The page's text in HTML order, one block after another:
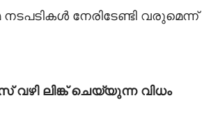
നടപടികൾ നേരിടേണ്ടി വരുമെന്ന്
ലിങ്ക് ചെയ്യുന്ന വിധം